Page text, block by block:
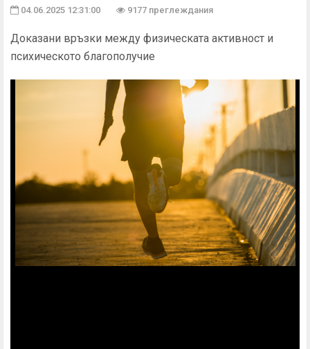
04.06.2025 12:31:00 9177 преглеждания
Доказани връзки между физическата активност и
психическото благополучие